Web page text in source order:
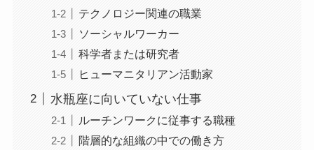
テクノロジー関連の職業
ソーシャルワーカー
科学者または研究者
ヒューマニタリアン活動家
水瓶座に向いていない仕事
ルーチンワークに従事する職種
階層的な組織の中での働き方